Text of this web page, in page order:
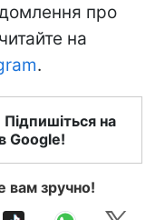
про
на
.
на
Google!
вам зручно!